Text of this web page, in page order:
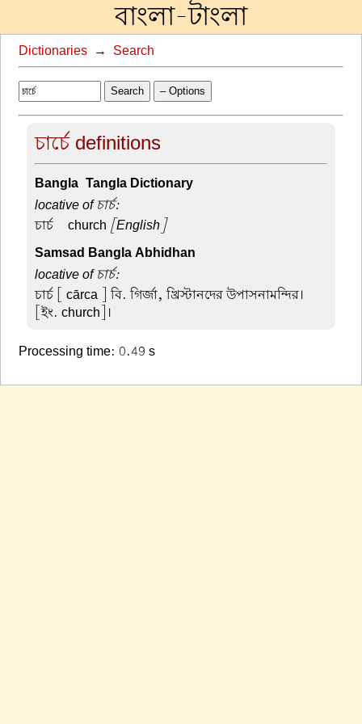
বাংলা-টাংলা
Dictionaries → Search
Search – Options
চার্চে definitions
Bangla-Tangla Dictionary
locative of চার্চ:
চার্চ –church [English]
Samsad Bangla Abhidhan
locative of চার্চ:
চার্চ [ cārca ] বি. গির্জা, খ্রিস্টানদের উপাসনামন্দির।
[ইং. church]।
Processing time: 0.49 s